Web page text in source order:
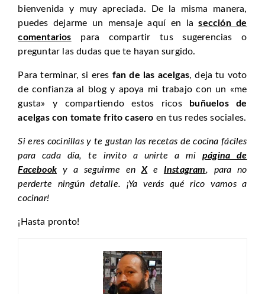
bienvenida y muy apreciada. De la misma manera,
puedes dejarme un mensaje aquí en lasección de
comentarios para compartir tus sugerencias o
preguntar las dudas que te hayan surgido.
Para terminar, si eres fan de las acelgas, deja tu voto
de confianza al blog y apoya mi trabajo con un «me
gusta» y compartiendo estos ricos
buñuelos de
acelgas con tomate frito casero en tus redes sociales.
Si eres cocinillas y te gustan las recetas de cocina fáciles
para cada día, te invito a unirte a mipágina de
Facebook y a seguirme enXe Instagram, para no
perderte ningún detalle. ¡Ya verás qué rico vamos a
cocinar!
¡Hasta pronto!